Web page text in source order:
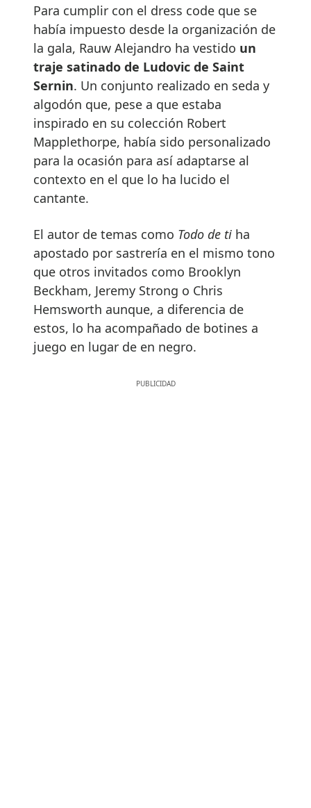
Para cumplir con el dress code que se
había impuesto desde la organización de
la gala, Rauw Alejandro ha vestido un
traje satinado de Ludovic de Saint
Sernin. Un conjunto realizado en seda y
algodón que, pese a que estaba
inspirado en su colección Robert
Mapplethorpe, había sido personalizado
para la ocasión para así adaptarse al
contexto en el que lo ha lucido el
cantante.
El autor de temas como Todo de ti ha
apostado por sastrería en el mismo tono
que otros invitados como Brooklyn
Beckham, Jeremy Strong o Chris
Hemsworth aunque, a diferencia de
estos, lo ha acompañado de botines a
juego en lugar de en negro.